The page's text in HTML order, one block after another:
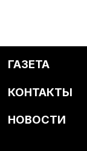
ГАЗЕТА
КОНТАКТЫ
НОВОСТИ